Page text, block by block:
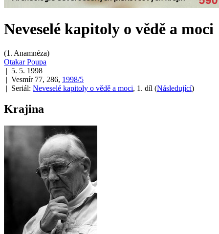
Neveselé kapitoly o vědě a moci
(1. Anamnéza)
Otakar Poupa
| 5. 5. 1998
| Vesmír 77, 286, 1998/5
| Seriál: Neveselé kapitoly o vědě a moci, 1. díl (Následující)
Krajina